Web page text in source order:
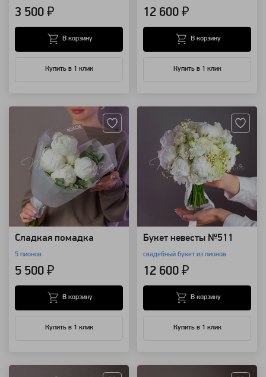
3 500 ₽
Купить в 1 клик
В корзину
12 600 ₽
Купить в 1 клик
В корзину
Сладкая помадка
5 пионов
5 500 ₽
Купить в 1 клик
В корзину
Букет невесты №511
свадебный букет из пионов
12 600 ₽
Купить в 1 клик
В корзину